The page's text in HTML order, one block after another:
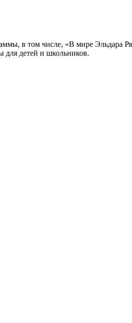
в том числе, «В мире Эльдара
для детей и школьников.